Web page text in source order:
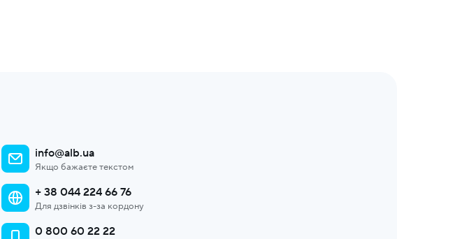
info@alb.ua
Якщо бажаєте текстом
+ 38 044 224 66 76
Для дзвінків з-за кордону
0 800 60 22 22